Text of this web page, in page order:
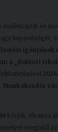
és
képzettségét,
igényének
a „ doktori
Munkakezdés
kérjük, olvassa
megtalál